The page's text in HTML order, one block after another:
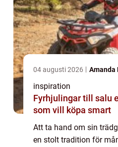
04 augusti 2026 Amanda
inspiration
Fyrhjulingar till salu en guide för dig
som vill köpa smart
Att ta hand om sin
en stolt tradition för